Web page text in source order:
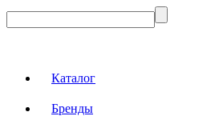
Каталог
Бренды